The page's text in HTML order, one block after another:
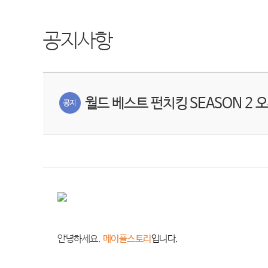
공지사항
월드 베스트 펀치킹 SEASON 2
안녕하세요. 메이플스토리 입니다.